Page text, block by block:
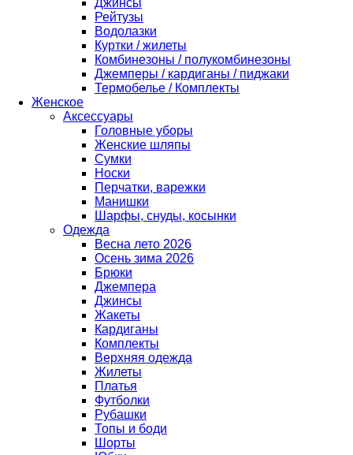
Джинсы
Рейтузы
Водолазки
Куртки / жилеты
Комбинезоны / полукомбинезоны
Джемперы / кардиганы / пиджаки
Термобелье / Комплекты
Женское
Аксессуары
Головные уборы
Женские шляпы
Сумки
Носки
Перчатки, варежки
Манишки
Шарфы, снуды, косынки
Одежда
Весна лето 2026
Осень зима 2026
Брюки
Джемпера
Джинсы
Жакеты
Кардиганы
Комплекты
Верхняя одежда
Жилеты
Платья
Футболки
Рубашки
Топы и боди
Шорты